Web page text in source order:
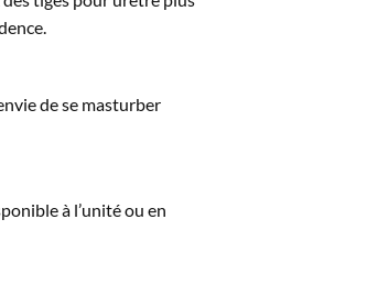
de se masturber
à l’unité ou en